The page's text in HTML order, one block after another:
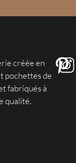
créée en
pochettes de
fabriqués à
qualité.